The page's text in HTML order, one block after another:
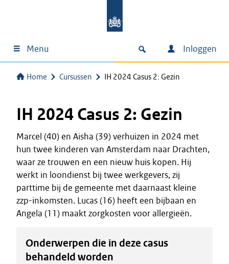
Menu Inloggen
Home Cursussen IH 2024 Casus 2: Gezin
IH 2024 Casus 2: Gezin
Marcel (40) en Aisha (39) verhuizen in 2024 met
hun twee kinderen van Amsterdam naar Drachten,
waar ze trouwen en een nieuw huis kopen. Hij
werkt in loondienst bij twee werkgevers, zij
parttime bij de gemeente met daarnaast kleine
zzp-inkomsten. Lucas (16) heeft een bijbaan en
Angela (11) maakt zorgkosten voor allergieën.
Onderwerpen die in deze casus
behandeld worden